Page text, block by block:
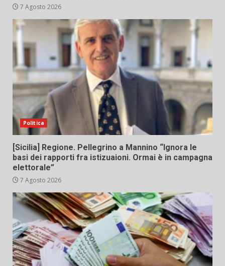
7 Agosto 2026
Politica
[Sicilia] Regione. Pellegrino a Mannino “Ignora le
basi dei rapporti fra istizuaioni. Ormai è in campagna
elettorale”
7 Agosto 2026